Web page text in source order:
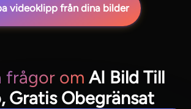
videoklipp från dina bilder
frågor om AI Bild Till
Gratis Obegränsat